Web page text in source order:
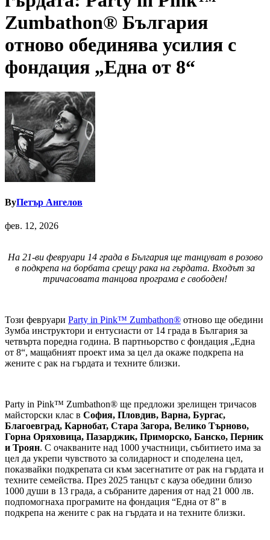
Zumbathon® България
отново обединява усилия с
фондация „Една от 8“
ByПетър Ангелов
фев. 12, 2026
На 21-ви февруари 14 града в България ще танцуват в розово
в подкрепа на борбата срещу рака на гърдата. Входът за
тричасовата танцова програма е свободен!
Този февруари Party in Pink™ Zumbathon® отново ще обедини
Зумба инструктори и ентусиасти от 14 града в България за
четвърта поредна година. В партньорство с фондация „Една
от 8“, мащабният проект има за цел да окаже подкрепа на
жените с рак на гърдата и техните близки.
Party in Pink™ Zumbathon® ще предложи зрелищен тричасов
майсторски клас в София, Пловдив, Варна, Бургас,
Благоевград, Карнобат, Стара Загора, Велико Търново,
Горна Оряховица, Пазарджик, Приморско, Банско, Перник
и Троян. С очакваните над 1000 участници, събитието има за
цел да укрепи чувството за солидарност и споделена цел,
показвайки подкрепата си към засегнатите от рак на гърдата и
техните семейства. През 2025 танцът с кауза обедини близо
1000 души в 13 града, а събраните дарения от над 21 000 лв.
подпомогнаха програмите на фондация “Една от 8” в
подкрепа на жените с рак на гърдата и на техните близки.